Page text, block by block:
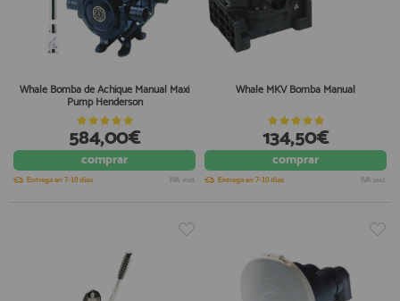
Whale Bomba de Achique Manual Maxi
Pump Henderson
584,00€
comprar
Entrega en 7-10 días IVA incl.
Whale MKV Bomba Manual
134,50€
comprar
Entrega en 7-10 días IVA incl.